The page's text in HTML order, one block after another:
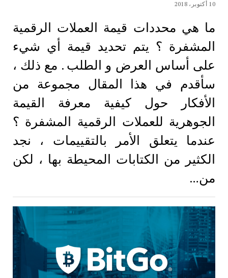
10 أكتوبر، 2018
ما هي محددات قيمة العملات الرقمية
المشفرة ؟ يتم تحديد قيمة أي شيء
على أساس العرض و الطلب . مع ذلك ،
سأقدم في هذا المقال مجموعة من
الأفكار حول كيفية معرفة القيمة
الجوهرية للعملات الرقمية المشفرة ؟
عندما يتعلق الأمر بالتقييمات ، نجد
الكثير من الكتابات المحيطة بها ، لكن
من…